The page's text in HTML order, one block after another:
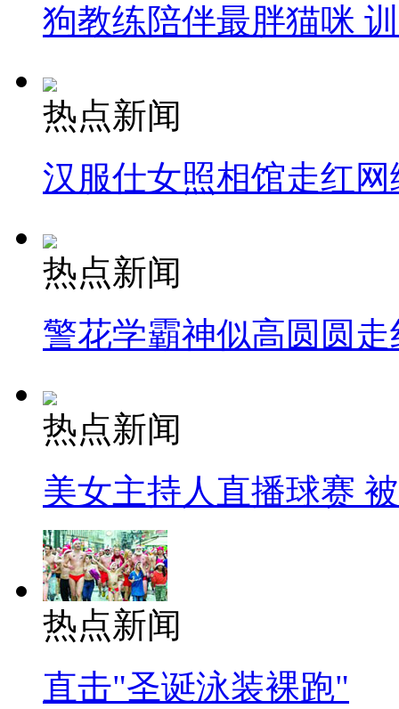
狗教练陪伴最胖猫咪
热点新闻
汉服仕女照相馆走红网
热点新闻
警花学霸神似高圆圆走
热点新闻
美女主持人直播球赛
热点新闻
直击"圣诞泳装裸跑"